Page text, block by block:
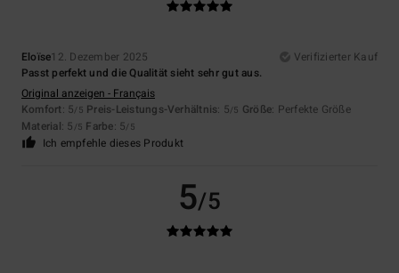
Eloïse12. Dezember 2025
Verifizierter Kauf
Passt perfekt und die Qualität sieht sehr gut aus.
Original anzeigen - Français
Komfort: 5/5 Preis-Leistungs-Verhältnis: 5/5 Größe: Perfekte Größe
Material: 5 /5 Farbe: 5/5
Ich empfehle dieses Produkt
5/5